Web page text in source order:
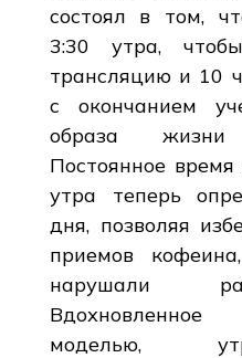
состоял в том,
3:30 утра,
трансляцию и 10
с окончанием
образа
Постоянное
утра теперь
дня, позволяя
приемов
нарушали
Вдохновленное
моделью,